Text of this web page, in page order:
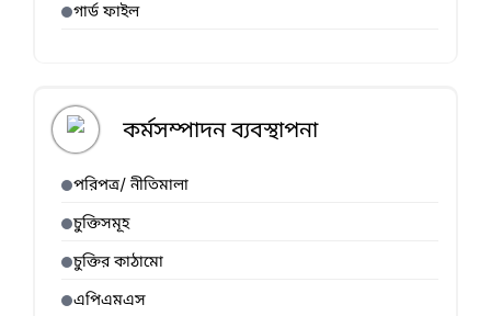
গার্ড ফাইল
কর্মসম্পাদন ব্যবস্থাপনা
পরিপত্র/ নীতিমালা
চুক্তিসমূহ
চুক্তির কাঠামো
এপিএমএস